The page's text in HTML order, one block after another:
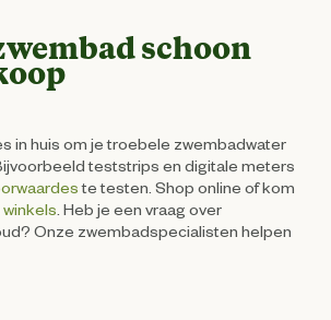
schoon
in huis om je troebele zwembadwater
teststrips en digitale meters
te testen. Shop online of kom
. Heb je een vraag over
Onze zwembadspecialisten helpen